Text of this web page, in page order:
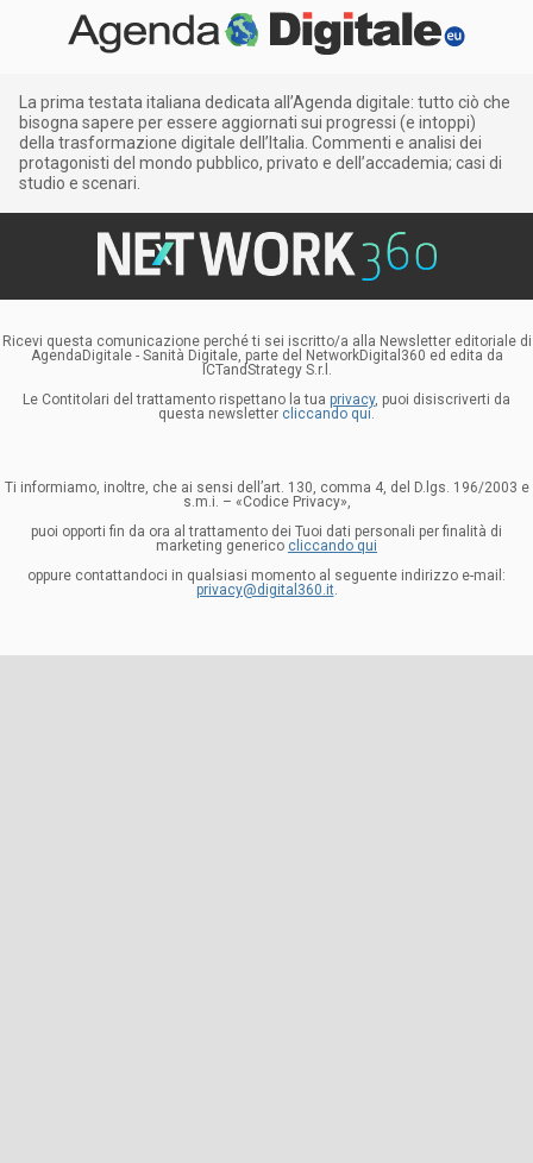
La prima testata italiana dedicata all’Agenda digitale: tutto ciò che
bisogna sapere per essere aggiornati sui progressi (e intoppi)
della trasformazione digitale dell’Italia. Commenti e analisi dei
protagonisti del mondo pubblico, privato e dell’accademia; casi di
studio e scenari.
Ricevi questa comunicazione perché ti sei iscritto/a alla Newsletter editoriale di
AgendaDigitale - Sanità Digitale, parte del NetworkDigital360 ed edita da
ICTandStrategy S.r.l.
Le Contitolari del trattamento rispettano la tua privacy, puoi disiscriverti da
questa newsletter cliccando qui.
Ti informiamo, inoltre, che ai sensi dell’art. 130, comma 4, del D.lgs. 196/2003 e
s.m.i. – «Codice Privacy»,
puoi opporti fin da ora al trattamento dei Tuoi dati personali per finalità di
marketing generico cliccando qui
oppure contattandoci in qualsiasi momento al seguente indirizzo e-mail:
privacy@digital360.it.